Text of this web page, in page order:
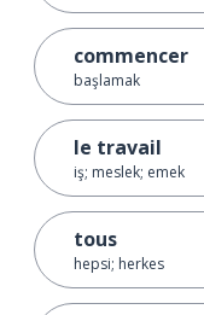
commencer
başlamak
le travail
iş; meslek; emek
tous
hepsi; herkes